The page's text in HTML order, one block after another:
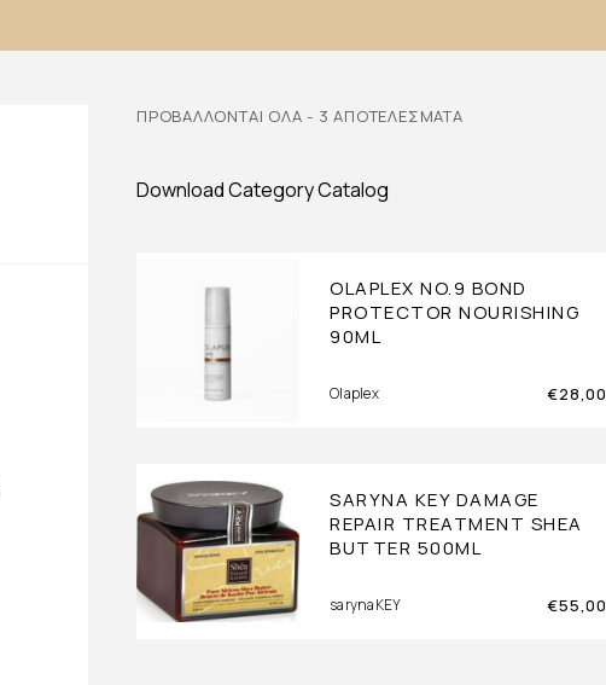
ΠΡΟΒΆΛΛΟΝΤΑΙ ΌΛΑ - 3 ΑΠΟΤΕΛΈΣΜΑΤΑ
Download Category Catalog
OLAPLEX NO.9 BOND
PROTECTOR NOURISHING
90ML
Olaplex €28,00
SARYNA KEY DAMAGE
REPAIR TREATMENT SHEA
BUTTER 500ML
sarynaKEY €55,00